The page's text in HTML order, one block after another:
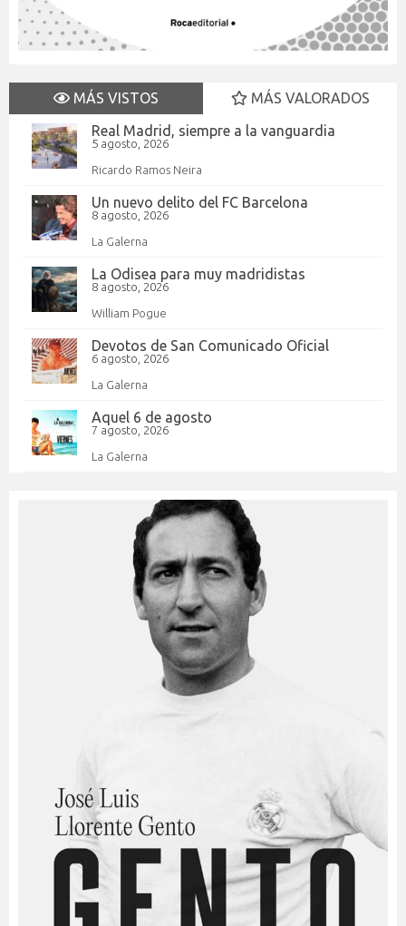
MÁS VISTOS
MÁS VALORADOS
Real Madrid, siempre a la vanguardia
5 agosto, 2026
Ricardo Ramos Neira
Un nuevo delito del FC Barcelona
8 agosto, 2026
La Galerna
La Odisea para muy madridistas
8 agosto, 2026
William Pogue
Devotos de San Comunicado Oficial
6 agosto, 2026
La Galerna
Aquel 6 de agosto
7 agosto, 2026
La Galerna